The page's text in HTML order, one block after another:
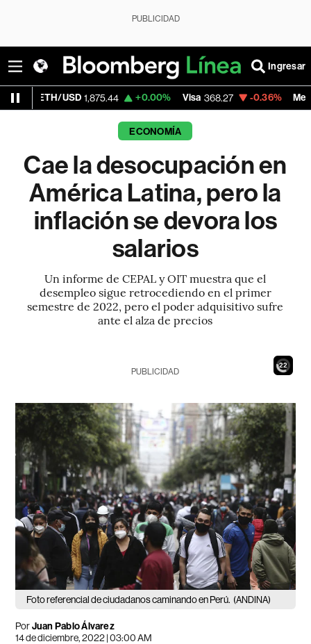
PUBLICIDAD
Ingresar
1,875.44 +0.00% Visa 368.27 -0.36% MercadoLibre
ECONOMÍA
Cae la desocupación en
América Latina, pero la
inflación se devora los
salarios
Un informe de CEPAL y OIT muestra que el
desempleo sigue retrocediendo en el primer
semestre de 2022, pero el poder adquisitivo sufre
ante el alza de precios
20
PUBLICIDAD
Foto referencial de ciudadanos caminando en Perú. (ANDINA)
PorJuan Pablo Álvarez
14 de diciembre, 2022 | 03:00 AM